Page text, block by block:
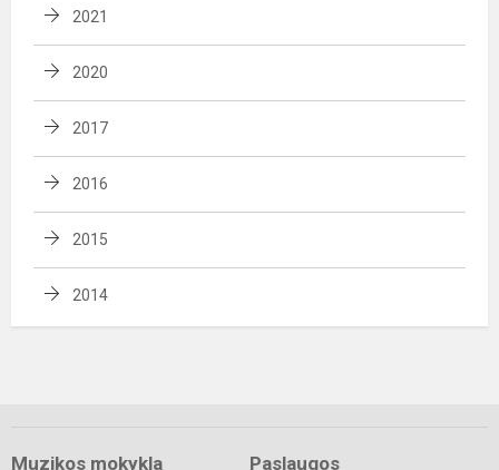
2021
2020
2017
2016
2015
2014
Muzikos mokykla Paslaugos